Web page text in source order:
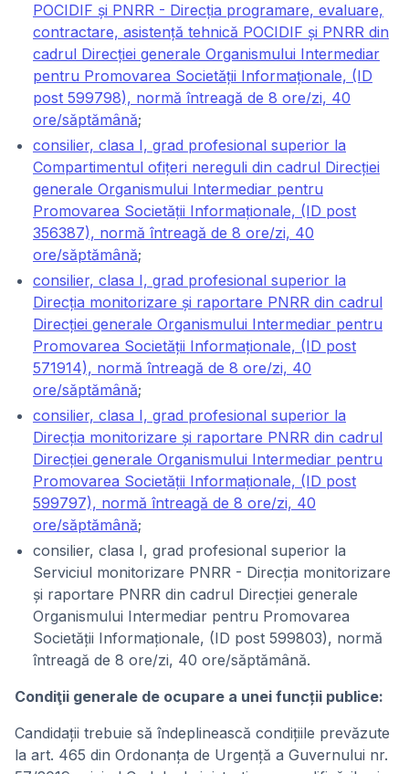
POCIDIF și PNRR - Direcția programare, evaluare,
contractare, asistență tehnică POCIDIF și PNRR din
cadrul Direcției generale Organismului Intermediar
pentru Promovarea Societății Informaționale, (ID
post 599798), normă întreagă de 8 ore/zi, 40
ore/săptămână;
consilier, clasa I, grad profesional superior la
Compartimentul ofițeri nereguli din cadrul Direcției
generale Organismului Intermediar pentru
Promovarea Societății Informaționale, (ID post
356387), normă întreagă de 8 ore/zi, 40
ore/săptămână;
consilier, clasa I, grad profesional superior la
Direcția monitorizare și raportare PNRR din cadrul
Direcției generale Organismului Intermediar pentru
Promovarea Societății Informaționale, (ID post
571914), normă întreagă de 8 ore/zi, 40
ore/săptămână;
consilier, clasa I, grad profesional superior la
Direcția monitorizare și raportare PNRR din cadrul
Direcției generale Organismului Intermediar pentru
Promovarea Societății Informaționale, (ID post
599797), normă întreagă de 8 ore/zi, 40
ore/săptămână;
consilier, clasa I, grad profesional superior la
Serviciul monitorizare PNRR - Direcția monitorizare
și raportare PNRR din cadrul Direcției generale
Organismului Intermediar pentru Promovarea
Societății Informaționale, (ID post 599803), normă
întreagă de 8 ore/zi, 40 ore/săptămână.
Condiţii generale de ocupare a unei funcții publice:
Candidații trebuie să îndeplinească condițiile prevăzute
la art. 465 din Ordonanța de Urgență a Guvernului nr.